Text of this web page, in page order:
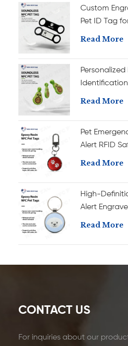
Custom
Pet ID Tag
Personalized
Read More
Personalized
Custom
Read More
Pet
Alert RFID
with Anti-
Epoxy Pet ID
Read More
High-
Alert
with RFID
Read More
CONTACT US
For inquiries about our